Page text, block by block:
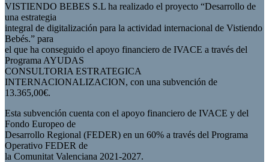
VISTIENDO BEBES S.L ha realizado el proyecto “Desarrollo de
una estrategia
integral de digitalización para la actividad internacional de Vistiendo
Bebés.” para
el que ha conseguido el apoyo financiero de IVACE a través del
Programa AYUDAS
CONSULTORIA ESTRATEGICA
INTERNACIONALIZACION, con una subvención de
13.365,00€.
Esta subvención cuenta con el apoyo financiero de IVACE y del
Fondo Europeo de
Desarrollo Regional (FEDER) en un 60% a través del Programa
Operativo FEDER de
la Comunitat Valenciana 2021-2027.